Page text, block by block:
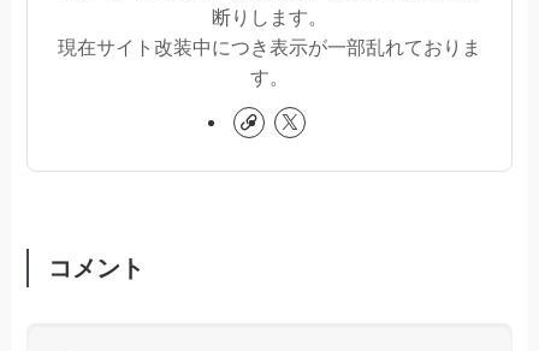
断りします。
現在サイト改装中につき表示が一部乱れておりま
す。
コメント